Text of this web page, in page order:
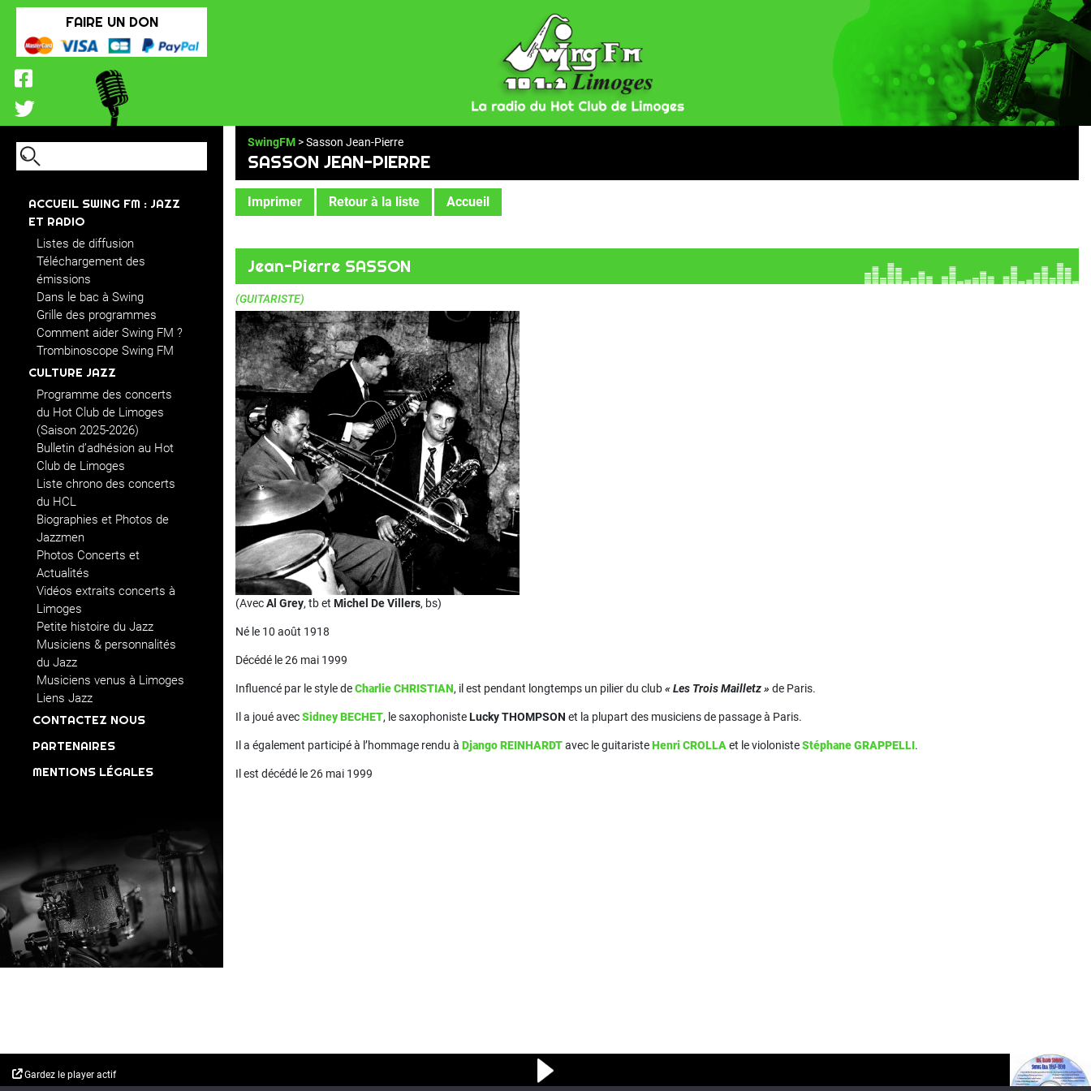
FAIRE UN DON
ACCUEIL SWING FM : JAZZ
ET RADIO
Listes de diffusion
Téléchargement des
émissions
Dans le bac à Swing
Grille des programmes
Comment aider Swing FM ?
Trombinoscope Swing FM
CULTURE JAZZ
Programme des concerts
du Hot Club de Limoges
(Saison 2025-2026)
Bulletin d’adhésion au Hot
Club de Limoges
Liste chrono des concerts
du HCL
Biographies et Photos de
Jazzmen
Photos Concerts et
Actualités
Vidéos extraits concerts à
Limoges
Petite histoire du Jazz
Musiciens & personnalités
du Jazz
Musiciens venus à Limoges
Liens Jazz
CONTACTEZ NOUS
PARTENAIRES
MENTIONS LÉGALES
SwingFM > Sasson Jean-Pierre
SASSON JEAN-PIERRE
Imprimer Retour à la liste Accueil
Jean-Pierre SASSON
(GUITARISTE)
(AvecAl Grey, tb et Michel De Villers, bs)
Né le 10 août 1918
Décédé le 26 mai 1999
Influencé par le style deCharlie CHRISTIAN, il est pendant longtemps un pilier du club« Les Trois Mailletz » de Paris.
Il a joué avecSidney BECHET, le saxophonisteLucky THOMPSON et la plupart des musiciens de passage à Paris.
Il a également participé à l’hommage rendu à Django REINHARDTavec le guitaristeHenri CROLLA et le violonisteStéphane GRAPPELLI.
Il est décédé le 26 mai 1999
Gardez le player actif